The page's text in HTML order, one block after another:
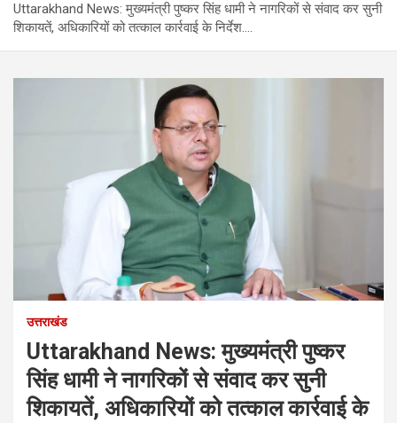
Uttarakhand News: मुख्यमंत्री पुष्कर सिंह धामी ने नागरिकों से संवाद कर सुनी
शिकायतें, अधिकारियों को तत्काल कार्रवाई के निर्देश….
उत्तराखंड
Uttarakhand News: मुख्यमंत्री पुष्कर
सिंह धामी ने नागरिकों से संवाद कर सुनी
शिकायतें, अधिकारियों को तत्काल कार्रवाई के